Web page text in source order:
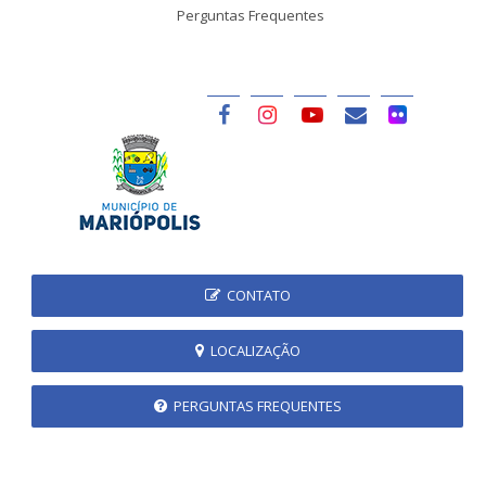
Perguntas Frequentes
CONTATO
LOCALIZAÇÃO
PERGUNTAS FREQUENTES